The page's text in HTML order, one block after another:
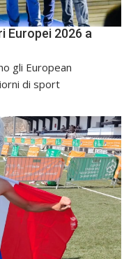
Europei 2026 a
gli European
di sport